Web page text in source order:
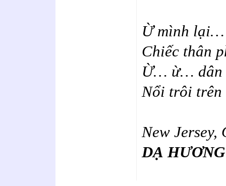
Ừ mình
Chiếc thân
Ừ… ừ… dân
Nổi trôi trên
New Jersey,
DẠ HƯƠNG